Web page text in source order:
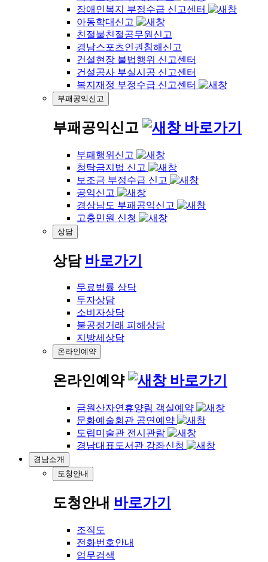
장애인복지 부정수급 신고센터
아동학대신고
친절불친절공무원신고
경남스포츠인권침해신고
건설현장 불법행위 신고센터
건설공사 부실시공 신고센터
복지재정 부정수급 신고센터
부패공익신고
부패공익신고 바로가기
부패행위신고
청탁금지법 신고
보조금 부정수급 신고
공익신고
경상남도 부패공익신고
고충민원 신청
상담
상담 바로가기
무료법률 상담
투자상담
소비자상담
불공정거래 피해상담
지방세상담
온라인예약
온라인예약 바로가기
금원산자연휴양림 객실예약
문화예술회관 공연예약
도립미술관 전시관람
경남대표도서관 강좌신청
경남소개
도청안내
도청안내 바로가기
조직도
전화번호안내
업무검색